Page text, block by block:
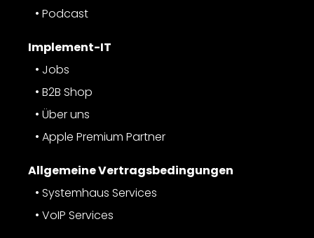
Podcast
Implement-IT
Jobs
B2B Shop
Über uns
Apple Premium Partner
Allgemeine Vertragsbedingungen
Systemhaus Services
VoIP Services